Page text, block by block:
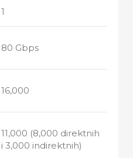
1
80 Gbps
16,000
11,000 (8,000 direktnih
i 3,000 indirektnih)